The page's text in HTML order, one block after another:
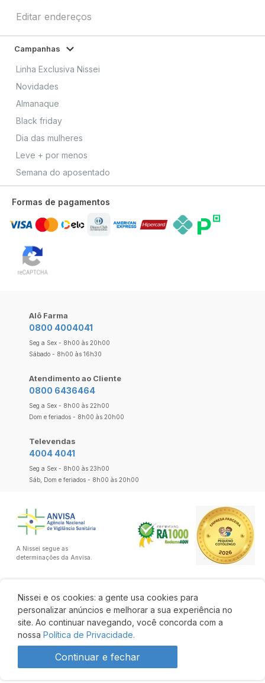
R$ 147,99
Nissei e os cookies: a gente usa cookies para
personalizar anúncios e melhorar a sua experiência no
site. Ao continuar navegando, você concorda com a
nossa Política de Privacidade.
Continuar e fechar
Editar endereços
Campanhas
Linha Exclusiva Nissei
Novidades
Almanaque
Black friday
Dia das mulheres
Leve + por menos
Semana do aposentado
Formas de pagamentos
Alô Farma
0800 4004041
Seg a Sex - 8h00 às 20h00
Sábado - 8h00 às 16h30
Atendimento ao Cliente
0800 6436464
Seg a Sex - 8h00 às 22h00
Dom e feriados - 8h00 às 20h00
Televendas
4004 4041
Seg a Sex - 8h00 às 23h00
Sáb, Dom e feriados - 8h00 às 20h00
A Nissei segue as
determinações da Anvisa.